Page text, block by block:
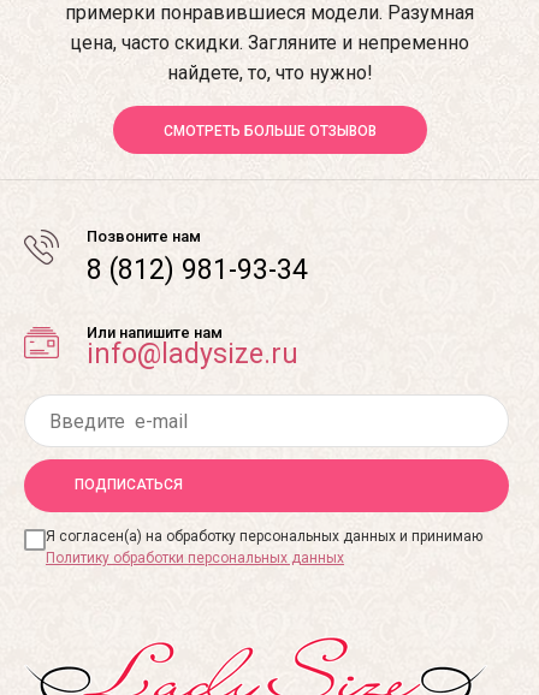
примерки понравившиеся модели. Разумная
цена, часто скидки. Загляните и непременно
найдете, то, что нужно!
СМОТРЕТЬ БОЛЬШЕ ОТЗЫВОВ
Позвоните нам
8 (812) 981-93-34
Или напишите нам
info@ladysize.ru
ПОДПИСАТЬСЯ
Я согласен(а) на обработку персональных данных и принимаю
Политику обработки персональных данных